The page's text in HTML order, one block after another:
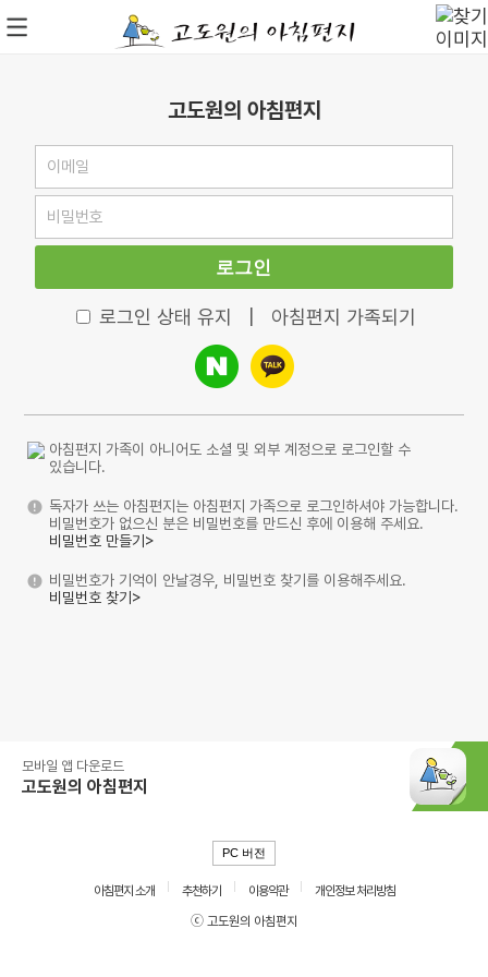
고도원의 아침편지
로그인
로그인 상태 유지 아침편지 가족되기
아침편지 가족이 아니어도 소셜 및 외부 계정으로 로그인할 수
있습니다.
독자가 쓰는 아침편지는 아침편지 가족으로 로그인하셔야 가능합니다.
비밀번호가 없으신 분은 비밀번호를 만드신 후에 이용해 주세요.
비밀번호 만들기>
비밀번호가 기억이 안날경우, 비밀번호 찾기를 이용해주세요.
비밀번호 찾기>
모바일 앱 다운로드
고도원의 아침편지
PC 버전
아침편지 소개 추천하기 이용약관
개인정보 처리방침
ⓒ 고도원의 아침편지